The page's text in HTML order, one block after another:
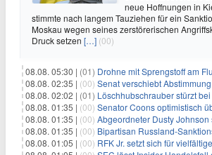
neue Hoffnungen in
stimmte nach langem Tauziehen für ein
Moskau wegen seines zerstörerischen
Druck setzen […] (00)
08.08. 05:30 | (01) Drohne mit Sprengstoff am
08.08. 02:35 | (00) Senat verschiebt Abstimmung über das Clarity Act: Auswirkungen auf
08.08. 02:02 | (01) Löschhubschrauber stürzt bei
08.08. 01:35 | (00) Senator Coons optimistisch über Senatsabstimmungen
08.08. 01:35 | (00) Abgeordneter Dusty Johnson setzt sich für zügige
08.08. 01:35 | (00) Bipartisan Russland-Sanktionsgesetz: Ein Schritt
08.08. 01:05 | (00) RFK Jr. setzt sich für vielfältige Perspektiven in der